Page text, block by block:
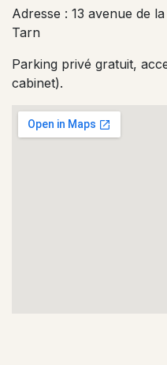
Adresse : 13 avenue de
Tarn
Parking privé gratuit,
cabinet).